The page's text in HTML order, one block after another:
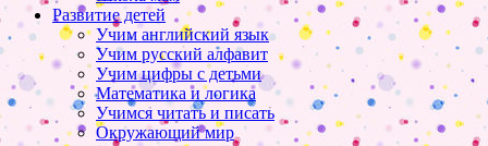
Развитие детей
Учим английский язык
Учим русский алфавит
Учим цифры с детьми
Математика и логика
Учимся читать и писать
Окружающий мир